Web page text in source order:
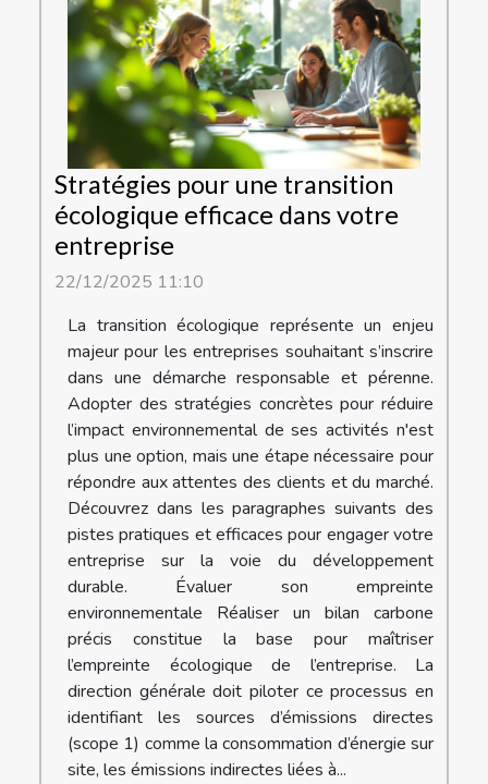
Stratégies pour une transition
écologique efficace dans votre
entreprise
22/12/2025 11:10
La transition écologique représente un enjeu
majeur pour les entreprises souhaitant s’inscrire
dans une démarche responsable et pérenne.
Adopter des stratégies concrètes pour réduire
l’impact environnemental de ses activités n'est
plus une option, mais une étape nécessaire pour
répondre aux attentes des clients et du marché.
Découvrez dans les paragraphes suivants des
pistes pratiques et efficaces pour engager votre
entreprise sur la voie du développement
durable. Évaluer son empreinte
environnementale Réaliser un bilan carbone
précis constitue la base pour maîtriser
l’empreinte écologique de l’entreprise. La
direction générale doit piloter ce processus en
identifiant les sources d’émissions directes
(scope 1) comme la consommation d’énergie sur
site, les émissions indirectes liées à...